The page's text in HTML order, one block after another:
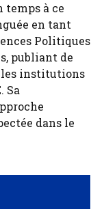
temps à ce
en tant
Politiques
publiant de
les institutions
Sa
dans le